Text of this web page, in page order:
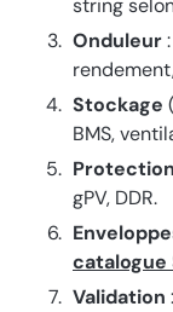
string
Onduleur
Stockage
BMS,
gPV, DDR.
catalogue
Validation